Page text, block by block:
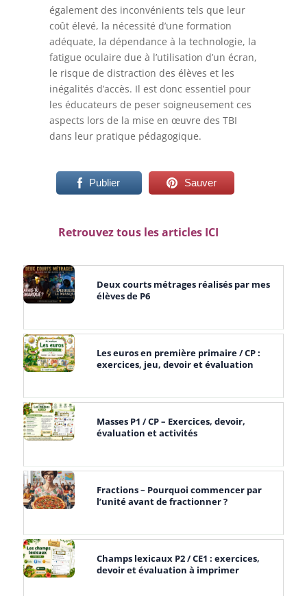
également des inconvénients tels que leur
coût élevé, la nécessité d’une formation
adéquate, la dépendance à la technologie, la
fatigue oculaire due à l’utilisation d’un écran,
le risque de distraction des élèves et les
inégalités d’accès. Il est donc essentiel pour
les éducateurs de peser soigneusement ces
aspects lors de la mise en œuvre des TBI
dans leur pratique pédagogique.
Publier Sauver
Retrouvez tous les articles ICI
Deux courts métrages réalisés par mes
élèves de P6
Les euros en première primaire / CP :
exercices, jeu, devoir et évaluation
Masses P1 / CP – Exercices, devoir,
évaluation et activités
Fractions – Pourquoi commencer par
l’unité avant de fractionner ?
Champs lexicaux P2 / CE1 : exercices,
devoir et évaluation à imprimer